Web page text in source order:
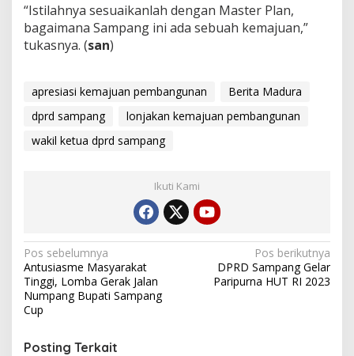
“Istilahnya sesuaikanlah dengan Master Plan,
bagaimana Sampang ini ada sebuah kemajuan,”
tukasnya. (san)
apresiasi kemajuan pembangunan
Berita Madura
dprd sampang
lonjakan kemajuan pembangunan
wakil ketua dprd sampang
Ikuti Kami
Navigasi
pos
Pos sebelumnya
Antusiasme Masyarakat
Tinggi, Lomba Gerak Jalan
Numpang Bupati Sampang
Cup
Pos berikutnya
DPRD Sampang Gelar
Paripurna HUT RI 2023
Posting Terkait